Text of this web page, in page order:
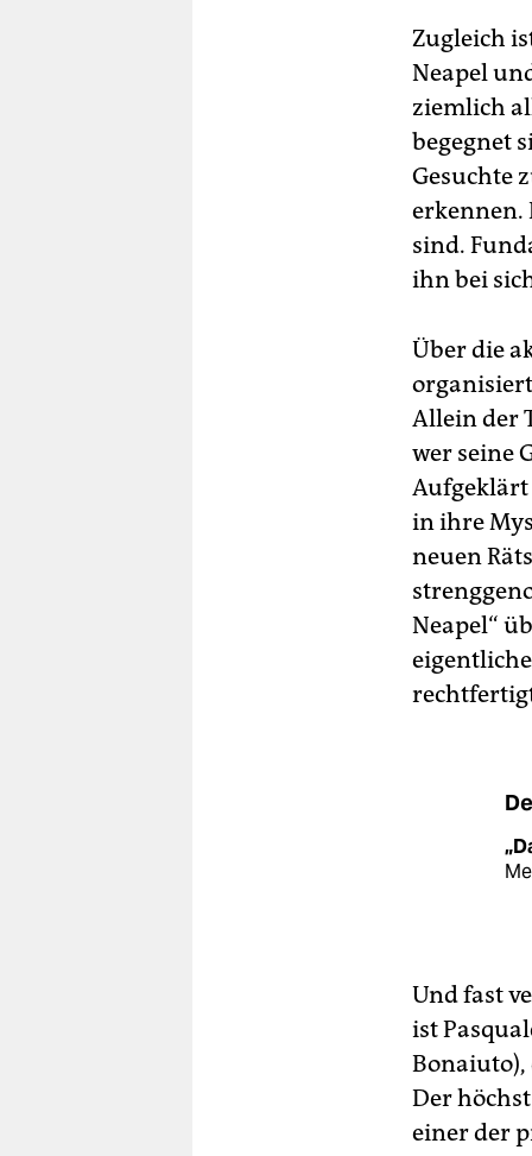
Zugleich
Neapel
ziemlich
begegnet
Gesuchte
erkennen.
sind.
ihn bei
Über die
Allein der
wer seine
Aufgeklärt
in ihre
neuen
Neapel“
Und fast
ist
Bonaiuto),
Der
einer der